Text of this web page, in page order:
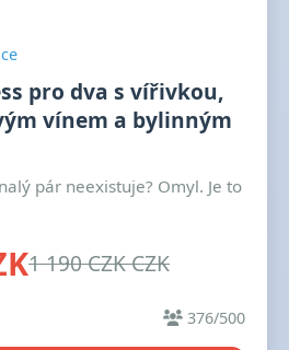
pro dva s vířivkou,
vínem a bylinným
pár neexistuje? Omyl. Je to
1 190 CZK CZK
376/500